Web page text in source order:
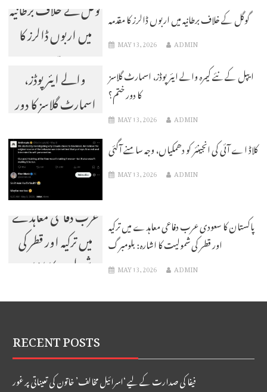
گوگل کے خلاف برطانیہ
میں اربوں ڈالرز کا
مقدمہ
گوگل کے خلاف برطانیہ میں اربوں ڈالرز کا مقدمہ
MAY 13, 2026 ADMIN
ایپل کے نئے کیمرہ
والے ایئر پوڈز،
اسمارٹ گلاسز کا دور
ایپل کے نئے کیمرہ والے ایئر پوڈز، اسمارٹ گلاسز
کا دور ختم؟
MAY 13, 2026 ADMIN
کلاڈ اے آئی کی انجینئر کو دھمکیاں، وجہ سامنے آگئی
MAY 13, 2026 ADMIN
پاکستان کا سعودی
عرب دفاعی معاہدے
میں ترکیہ اور قطر کی
شمولیت کا اشارہ:
پاکستان کا سعودی عرب دفاعی معاہدے میں ترکیہ
اور قطر کی شمولیت کا اشارہ: بلومبرگ
MAY 13, 2026 ADMIN
RECENT POSTS
فیفا کی صدارت کے لیے ‘اسرائیل مخالف’ خاتون کی تعیناتی پر غور